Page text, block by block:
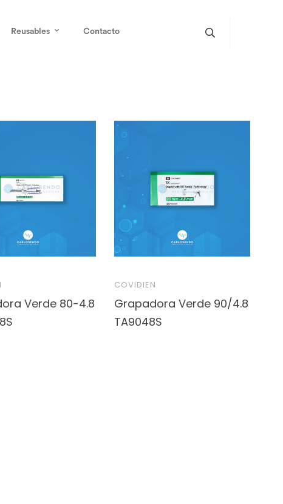
Reusables Contacto
Verde 80-4.8
COVIDIEN
Grapadora Verde 90/4.8
TA9048S